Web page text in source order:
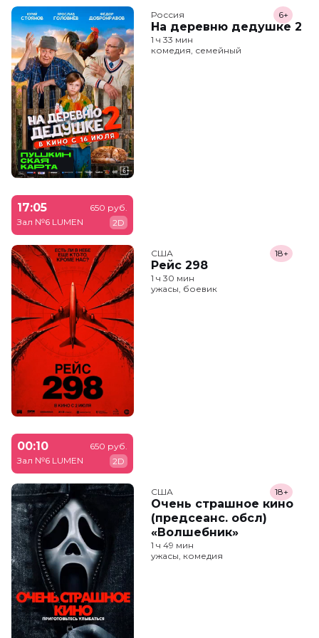
Россия
На деревню дедушке 2
6+
1 ч 33 мин
комедия, семейный
17:05
Зал №6 LUMEN
650 руб.
2D
США
Рейс 298
18+
1 ч 30 мин
ужасы, боевик
00:10
Зал №6 LUMEN
650 руб.
2D
США
Очень страшное кино
(предсеанс. обсл)
«Волшебник»
18+
1 ч 49 мин
ужасы, комедия